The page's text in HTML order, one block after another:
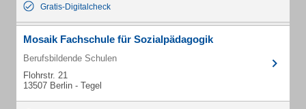
Gratis-Digitalcheck
Mosaik Fachschule für Sozialpädagogik
Berufsbildende Schulen
Flohrstr. 21
13507 Berlin - Tegel